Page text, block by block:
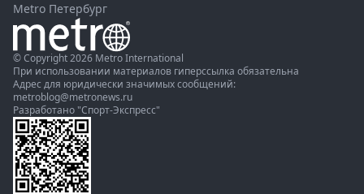
Metro Петербург
© Copyright 2026 Metro International
При использовании материалов гиперссылка обязательна
Адрес для юридически значимых сообщений:
metroblog@metronews.ru
Разработано "Спорт-Экспресс"